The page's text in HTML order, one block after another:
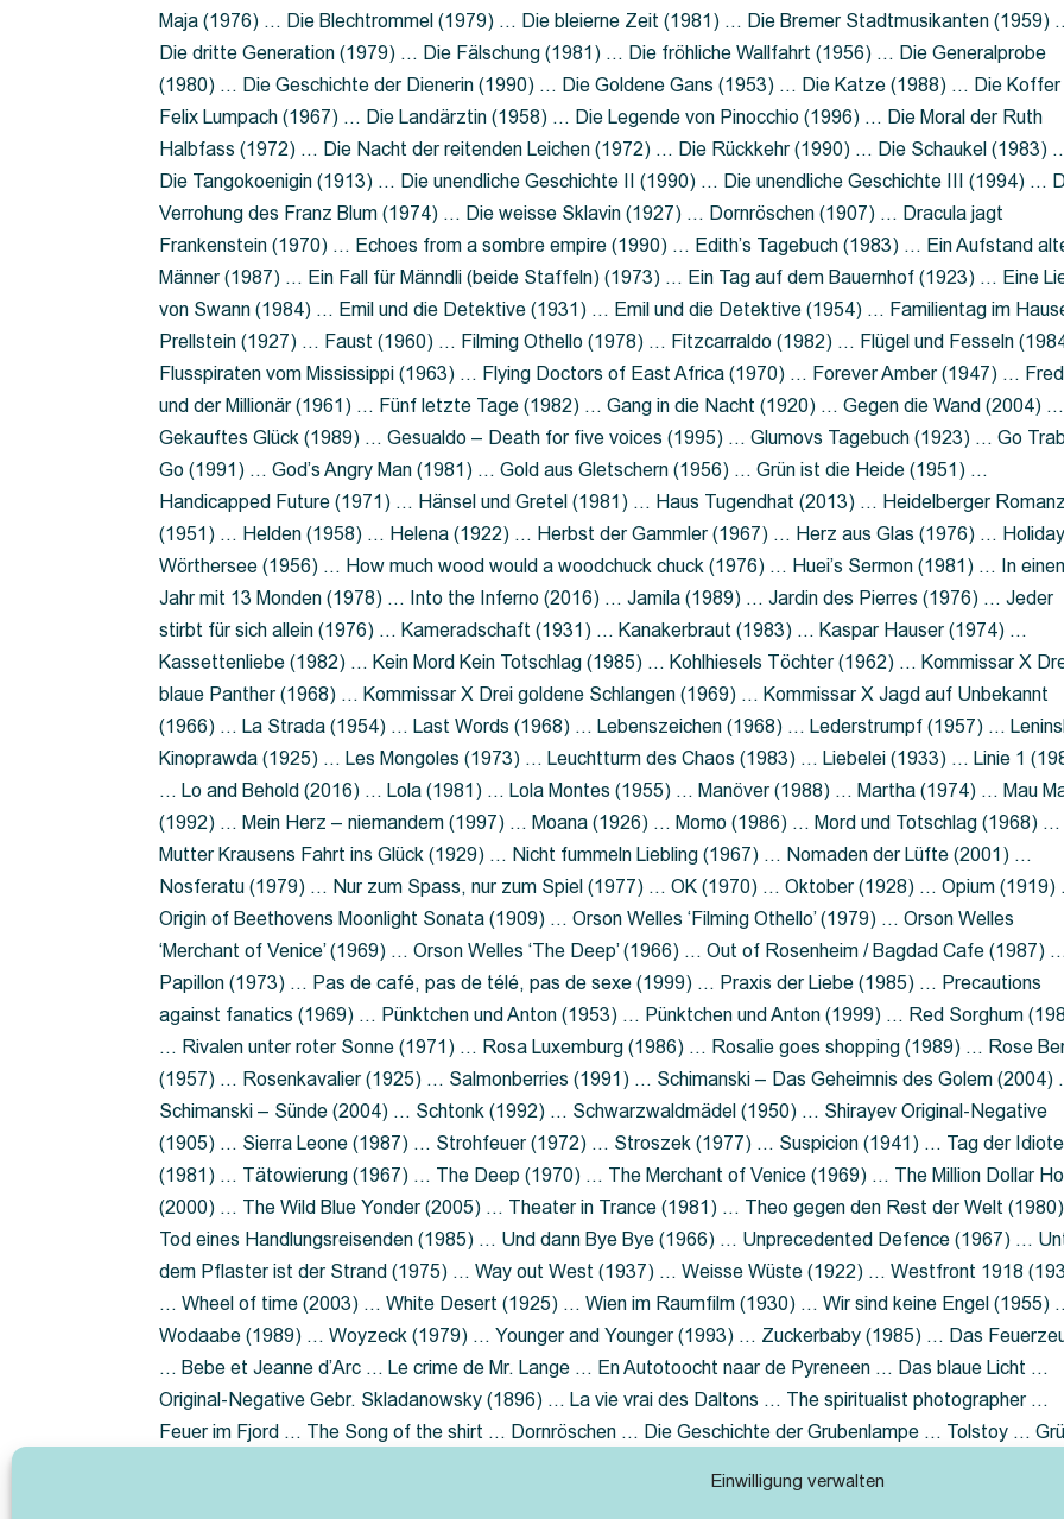
Einwilligung verwalten
Maja (1976) … Die Blechtrommel (1979) … Die bleierne Zeit (1981) … Die Bremer Stadtmusikanten (1959)
Die dritte Generation (1979) … Die Fälschung (1981) … Die fröhliche Wallfahrt (1956) … Die Generalprobe
(1980) … Die Geschichte der Dienerin (1990) … Die Goldene Gans (1953) … Die Katze (1988) … Die Koffer
Felix Lumpach (1967) … Die Landärztin (1958) … Die Legende von Pinocchio (1996) … Die Moral der Ruth
Halbfass (1972) … Die Nacht der reitenden Leichen (1972) … Die Rückkehr (1990) … Die Schaukel (1983)
Die Tangokoenigin (1913) … Die unendliche Geschichte II (1990) … Die unendliche Geschichte III (1994) …
Verrohung des Franz Blum (1974) … Die weisse Sklavin (1927) … Dornröschen (1907) … Dracula jagt
Frankenstein (1970) … Echoes from a sombre empire (1990) … Edith’s Tagebuch (1983) … Ein Aufstand
Männer (1987) … Ein Fall für Männdli (beide Staffeln) (1973) … Ein Tag auf dem Bauernhof (1923) … Eine
von Swann (1984) … Emil und die Detektive (1931) … Emil und die Detektive (1954) … Familientag im
Prellstein (1927) … Faust (1960) … Filming Othello (1978) … Fitzcarraldo (1982) … Flügel und Fesseln
Flusspiraten vom Mississippi (1963) … Flying Doctors of East Africa (1970) … Forever Amber (1947) …
und der Millionär (1961) … Fünf letzte Tage (1982) … Gang in die Nacht (1920) … Gegen die Wand (2004) …
Gekauftes Glück (1989) … Gesualdo – Death for five voices (1995) … Glumovs Tagebuch (1923) … Go
Go (1991) … God’s Angry Man (1981) … Gold aus Gletschern (1956) … Grün ist die Heide (1951) …
Handicapped Future (1971) … Hänsel und Gretel (1981) … Haus Tugendhat (2013) … Heidelberger
(1951) … Helden (1958) … Helena (1922) … Herbst der Gammler (1967) … Herz aus Glas (1976) …
Wörthersee (1956) … How much wood would a woodchuck chuck (1976) … Huei’s Sermon (1981) … In
Jahr mit 13 Monden (1978) … Into the Inferno (2016) … Jamila (1989) … Jardin des Pierres (1976) … Jeder
stirbt für sich allein (1976) … Kameradschaft (1931) … Kanakerbraut (1983) … Kaspar Hauser (1974) …
Kassettenliebe (1982) … Kein Mord Kein Totschlag (1985) … Kohlhiesels Töchter (1962) … Kommissar X
blaue Panther (1968) … Kommissar X Drei goldene Schlangen (1969) … Kommissar X Jagd auf Unbekannt
(1966) … La Strada (1954) … Last Words (1968) … Lebenszeichen (1968) … Lederstrumpf (1957) …
Kinoprawda (1925) … Les Mongoles (1973) … Leuchtturm des Chaos (1983) … Liebelei (1933) … Linie 1
… Lo and Behold (2016) … Lola (1981) … Lola Montes (1955) … Manöver (1988) … Martha (1974) … Mau
(1992) … Mein Herz – niemandem (1997) … Moana (1926) … Momo (1986) … Mord und Totschlag (1968) …
Mutter Krausens Fahrt ins Glück (1929) … Nicht fummeln Liebling (1967) … Nomaden der Lüfte (2001) …
Nosferatu (1979) … Nur zum Spass, nur zum Spiel (1977) … OK (1970) … Oktober (1928) … Opium (1919)
Origin of Beethovens Moonlight Sonata (1909) … Orson Welles ‘Filming Othello’ (1979) … Orson Welles
‘Merchant of Venice’ (1969) … Orson Welles ‘The Deep’ (1966) … Out of Rosenheim / Bagdad Cafe (1987) …
Papillon (1973) … Pas de café, pas de télé, pas de sexe (1999) … Praxis der Liebe (1985) … Precautions
against fanatics (1969) … Pünktchen und Anton (1953) … Pünktchen und Anton (1999) … Red Sorghum
… Rivalen unter roter Sonne (1971) … Rosa Luxemburg (1986) … Rosalie goes shopping (1989) … Rose
(1957) … Rosenkavalier (1925) … Salmonberries (1991) … Schimanski – Das Geheimnis des Golem (2004)
Schimanski – Sünde (2004) … Schtonk (1992) … Schwarzwaldmädel (1950) … Shirayev Original-Negative
(1905) … Sierra Leone (1987) … Strohfeuer (1972) … Stroszek (1977) … Suspicion (1941) … Tag der
(1981) … Tätowierung (1967) … The Deep (1970) … The Merchant of Venice (1969) … The Million Dollar
(2000) … The Wild Blue Yonder (2005) … Theater in Trance (1981) … Theo gegen den Rest der Welt
Tod eines Handlungsreisenden (1985) … Und dann Bye Bye (1966) … Unprecedented Defence (1967) …
dem Pflaster ist der Strand (1975) … Way out West (1937) … Weisse Wüste (1922) … Westfront 1918
… Wheel of time (2003) … White Desert (1925) … Wien im Raumfilm (1930) … Wir sind keine Engel (1955)
Wodaabe (1989) … Woyzeck (1979) … Younger and Younger (1993) … Zuckerbaby (1985) … Das
… Bebe et Jeanne d’Arc … Le crime de Mr. Lange … En Autotoocht naar de Pyreneen … Das blaue Licht …
Original-Negative Gebr. Skladanowsky (1896) … La vie vrai des Daltons … The spiritualist photographer …
Feuer im Fjord … The Song of the shirt … Dornröschen … Die Geschichte der Grubenlampe … Tolstoy …